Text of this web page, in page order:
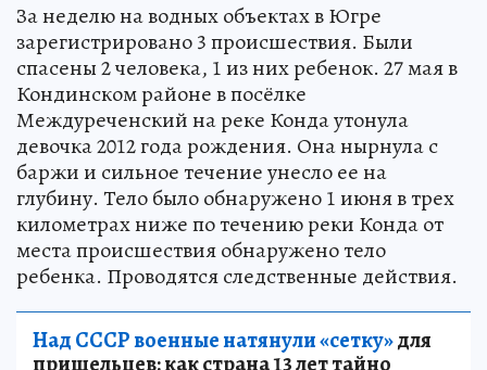
За неделю на водных объектах в Югре
зарегистрировано 3 происшествия. Были
спасены 2 человека, 1 из них ребенок. 27 мая в
Кондинском районе в посёлке
Междуреченский на реке Конда утонула
девочка 2012 года рождения. Она нырнула с
баржи и сильное течение унесло ее на
глубину. Тело было обнаружено 1 июня в трех
километрах ниже по течению реки Конда от
места происшествия обнаружено тело
ребенка. Проводятся следственные действия.
Над СССР военные натянули «сетку»для